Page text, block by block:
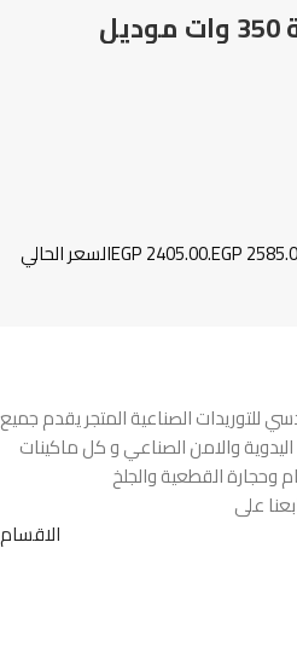
ماكينة تجليخ 8 بوصة 350 وات موديل
EGP2405.00
السعر الحالي
للتوريدات الصناعية المتجر يقدم جميع
اليدوية والامن الصناعي و كل ماكينات
وحجارة القطعية والجلخ
على
الاقسام